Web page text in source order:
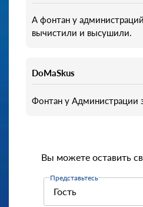
А фонтан у
вычистили и высушили.
DoMaSkus
Фонтан у Администрации
Вы можете оставить
Представьтесь